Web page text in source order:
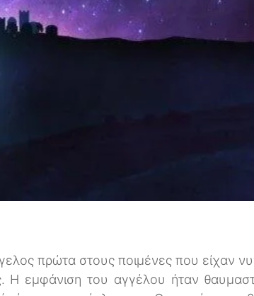
πρώτα στους ποιμένες που είχαν
εμφάνιση του αγγέλου ήταν